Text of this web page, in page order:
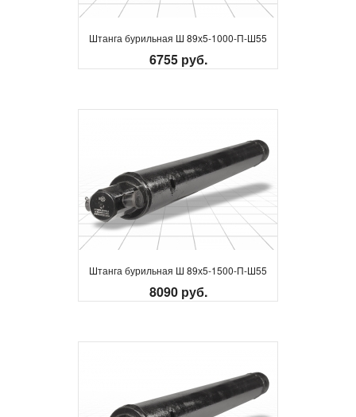
Штанга бурильная Ш 89х5-1000-П-Ш55
6755 руб.
Штанга бурильная Ш 89х5-1500-П-Ш55
8090 руб.